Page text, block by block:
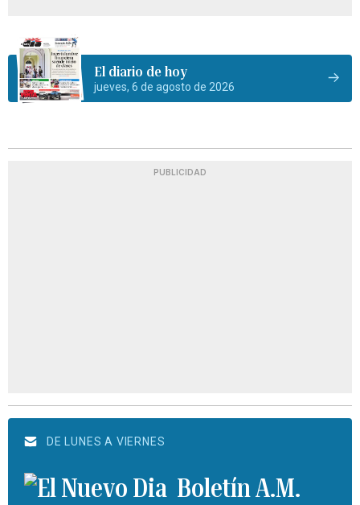
El diario de hoy
jueves, 6 de agosto de 2026
PUBLICIDAD
DE LUNES A VIERNES
Boletín A.M.